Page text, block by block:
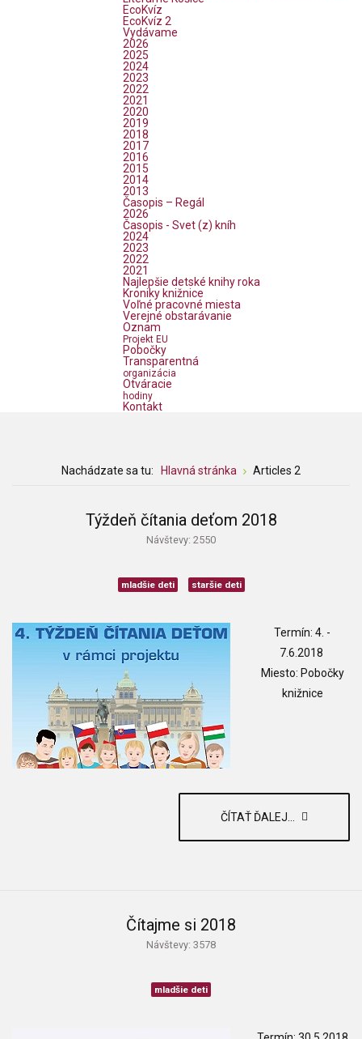
EcoKvíz
EcoKvíz 2
Vydávame
2026
2025
2024
2023
2022
2021
2020
2019
2018
2017
2016
2015
2014
2013
Časopis – Regál
2026
Časopis - Svet (z) kníh
2024
2023
2022
2021
Najlepšie detské knihy roka
Kroniky knižnice
Voľné pracovné miesta
Verejné obstarávanie
Oznam
Projekt EU
Pobočky
Transparentná
organizácia
Otváracie
hodiny
Kontakt
Nachádzate sa tu: Hlavná stránka Articles 2
Týždeň čítania deťom 2018
Návštevy: 2550
mladšie deti staršie deti
Termín: 4. -
7.6.2018
Miesto: Pobočky
knižnice
ČÍTAŤ ĎALEJ...
Čítajme si 2018
Návštevy: 3578
mladšie deti